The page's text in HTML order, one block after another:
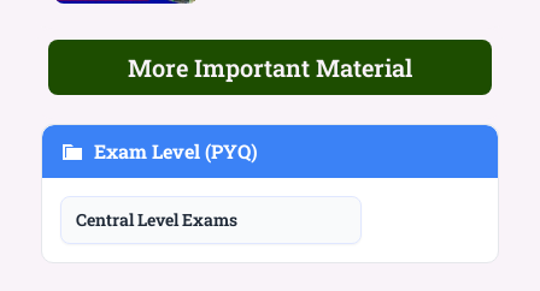
More Important Material
Exam Level (PYQ)
Central Level Exams